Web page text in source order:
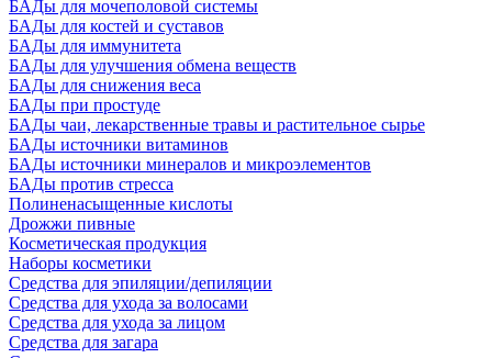
БАДы для мочеполовой системы
БАДы для костей и суставов
БАДы для иммунитета
БАДы для улучшения обмена веществ
БАДы для снижения веса
БАДы при простуде
БАДы чаи, лекарственные травы и растительное сырье
БАДы источники витаминов
БАДы источники минералов и микроэлементов
БАДы против стресса
Полиненасыщенные кислоты
Дрожжи пивные
Косметическая продукция
Наборы косметики
Средства для эпиляции/депиляции
Средства для ухода за волосами
Средства для ухода за лицом
Средства для загара